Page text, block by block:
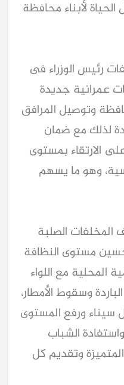
لأبناء محافظة
رئيس الوزراء فى
عمرانية جديدة
وتوصيل المرافق
لذلك مع ضمان
الارتقاء بمستوى
وهو ما يسهم
الصلبة
مستوى النظافة
المحلية مع اللواء
وسقوط الأمطار،
ورفع المستوى
الشباب
وتقديم كل
وزير النقل يدشن 20 أتوبيسًا جديدًا مكيفًا من إنتاج شركة
الاتحاد العربي للنقل البري